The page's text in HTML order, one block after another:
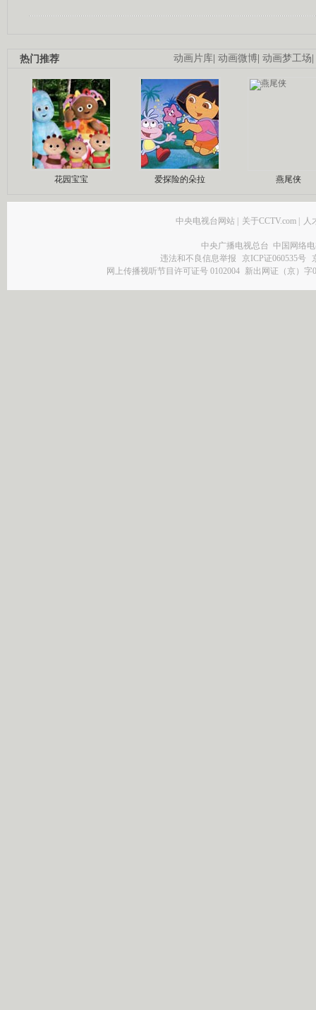
动画片库| 动画微博| 动画梦工场|
热门推荐
花园宝宝 爱探险的朵拉 燕尾侠
中央电视台网站 | 关于CCTV.com | 人
中央广播电视总台 中国网络
违法和不良信息举报
京ICP证060535号
网上传播视听节目许可证号 0102004 新出网证（京）